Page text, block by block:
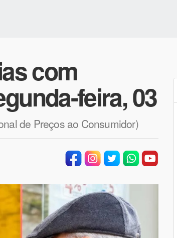
com
feira, 03
de Preços ao Consumidor)